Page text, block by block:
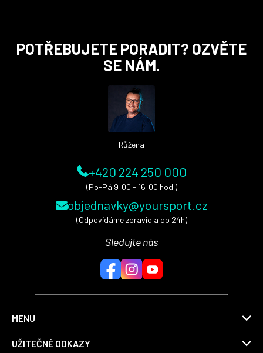
POTŘEBUJETE PORADIT? OZVĚTE
SE NÁM.
Růžena
+420 224 250 000
(Po-Pá 9:00 - 16:00 hod.)
objednavky@yoursport.cz
(Odpovídáme zpravidla do 24h)
Sledujte nás
MENU
UŽITEČNÉ ODKAZY